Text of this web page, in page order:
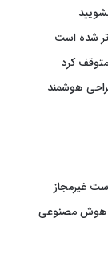
شده است
کرد
غیرمجاز
هوش مصنوعی